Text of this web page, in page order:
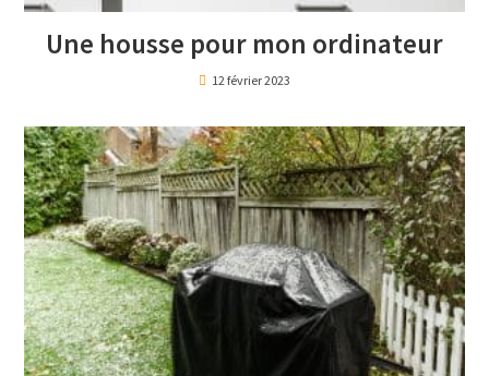
Une housse pour mon ordinateur
12 février 2023